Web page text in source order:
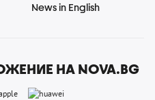
News in English
НА NOVA.BG